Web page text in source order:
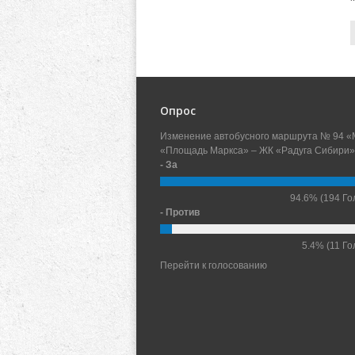
Опрос
Изменение автобусного маршрута № 94
«Площадь Маркса» – ЖК «Радуга Сибири»
- За
94.6% (194
- Против
5.4% (11
Перейти к голосованию